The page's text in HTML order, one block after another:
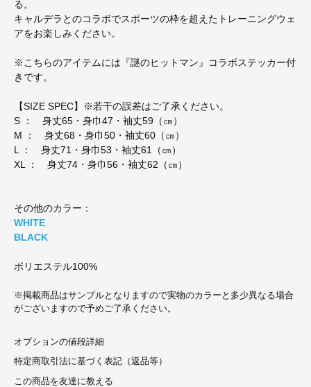
る。
キャルデラとのコラボでスポーツの枠を超えたトレーニングウェ
アをお楽しみください。
※こちらのアイテムには『謎のヒットマン』コラボステッカー付
きです。
【SIZE SPEC】※若干の誤差はご了承ください。
S ： 身丈65・身巾47・袖丈59（㎝）
M ： 身丈68・身巾50・袖丈60（㎝）
L ： 身丈71・身巾53・袖丈61（㎝）
XL ： 身丈74・身巾56・袖丈62（㎝）
その他のカラー：
WHITE
BLACK
ポリエステル100%
※掲載商品はサンプルとなりますので実物のカラーと多少異なる場合
がございますので予めご了承ください。
オプションの値段詳細
特定商取引法に基づく表記（返品等）
この商品を友達に教える